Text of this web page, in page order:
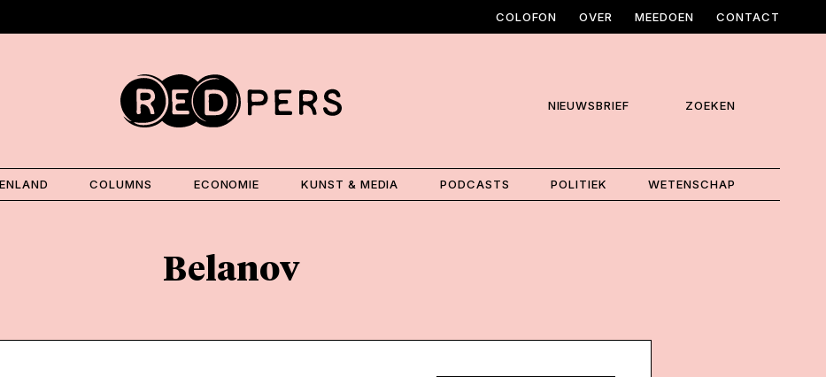
COLOFON OVER MEEDOEN CONTACT
NIEUWSBRIEF ZOEKEN
COLUMNS ECONOMIE KUNST & MEDIA PODCASTS POLITIEK WETENSCHAP
Belanov